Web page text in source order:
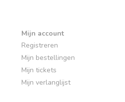
Mijn account
Registreren
Mijn bestellingen
Mijn tickets
Mijn verlanglijst